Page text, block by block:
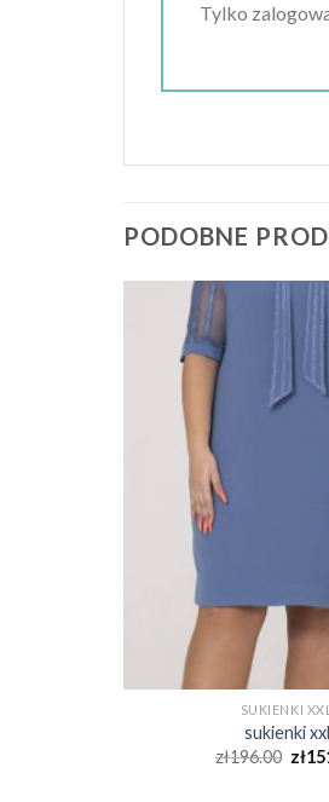
Tylko
PODOBNE
SUKIENKI XXL
sukienki xxl
zł196.00 zł